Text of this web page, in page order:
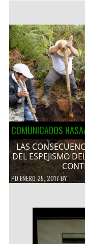
COMUNICADOS
LAS
DEL ESPEJISMO
PDENERO 25, 2017BY